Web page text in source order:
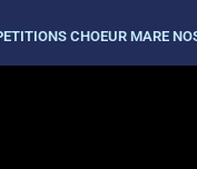
CHOEUR MARE